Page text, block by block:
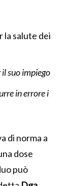
la salute dei
suo impiego
in errore i
di norma a
dose
può